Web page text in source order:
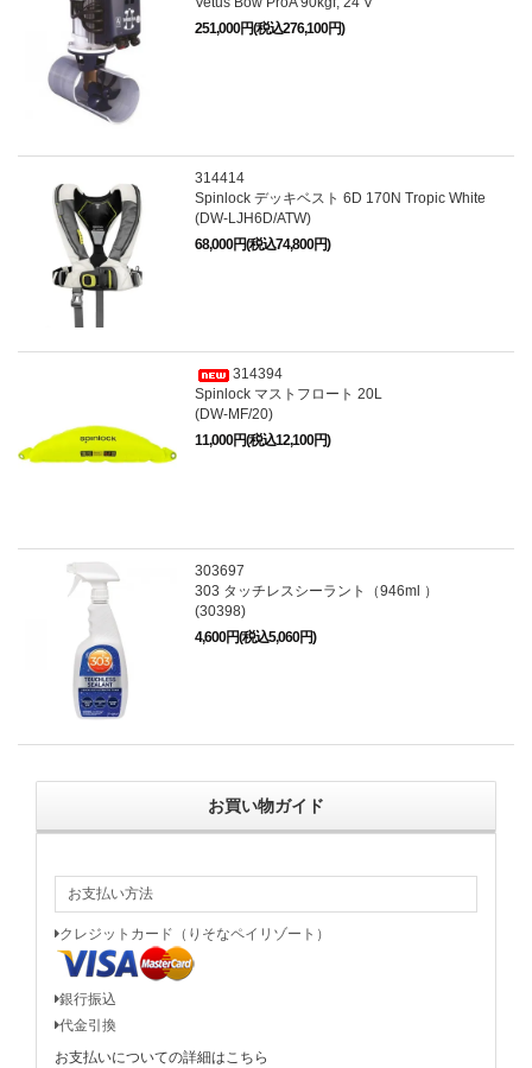
251,000円(税込276,100円)
314414
Spinlock デッキベスト 6D 170N Tropic White
(DW-LJH6D/ATW)
68,000円(税込74,800円)
314394
Spinlock マストフロート 20L
(DW-MF/20)
11,000円(税込12,100円)
303697
303 タッチレスシーラント（946ml ）
(30398)
4,600円(税込5,060円)
お買い物ガイド
お支払い方法
クレジットカード（りそなペイリゾート）
銀行振込
代金引換
お支払いについての詳細はこちら